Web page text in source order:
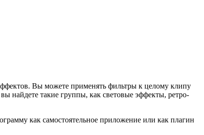
Вы можете применять фильтры к целому клипу
найдете такие группы, как световые эффекты, ретро-
как самостоятельное приложение или как плагин